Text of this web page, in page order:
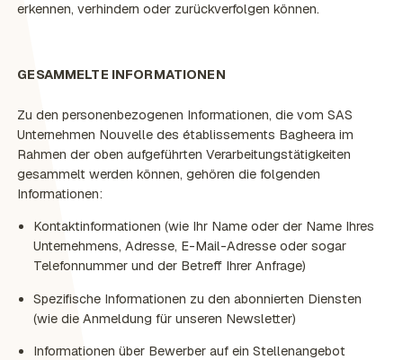
erkennen, verhindern oder zurückverfolgen können.
GESAMMELTE INFORMATIONEN
Zu den personenbezogenen Informationen, die vom SAS
Unternehmen Nouvelle des établissements Bagheera im
Rahmen der oben aufgeführten Verarbeitungstätigkeiten
gesammelt werden können, gehören die folgenden
Informationen:
Kontaktinformationen (wie Ihr Name oder der Name Ihres
Unternehmens, Adresse, E-Mail-Adresse oder sogar
Telefonnummer und der Betreff Ihrer Anfrage)
Spezifische Informationen zu den abonnierten Diensten
(wie die Anmeldung für unseren Newsletter)
Informationen über Bewerber auf ein Stellenangebot